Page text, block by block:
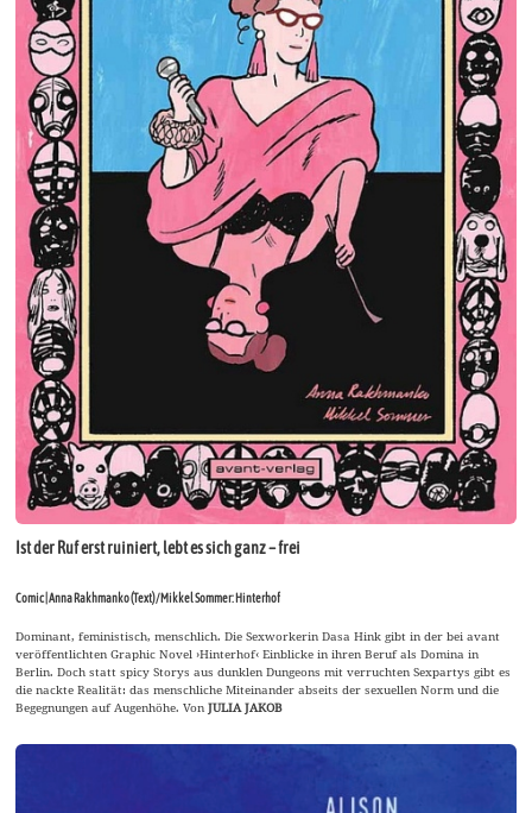
Ist der Ruf erst ruiniert, lebt es sich ganz – frei
Comic | Anna Rakhmanko (Text) / Mikkel Sommer: Hinterhof
Dominant, feministisch, menschlich. Die Sexworkerin Dasa Hink gibt in der bei avant
veröffentlichten Graphic Novel ›Hinterhof‹ Einblicke in ihren Beruf als Domina in
Berlin. Doch statt spicy Storys aus dunklen Dungeons mit verruchten Sexpartys gibt es
die nackte Realität: das menschliche Miteinander abseits der sexuellen Norm und die
Begegnungen auf Augenhöhe. VonJULIA JAKOB